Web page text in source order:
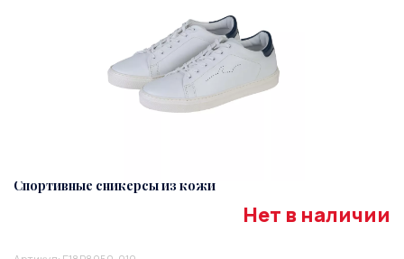
Спортивные сникерcы из кожи
Нет в наличии